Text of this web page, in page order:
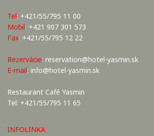
Tel: +421/55/795 11 00
Mobil: +421 907 301 573
Fax: +421/55/795 12 22
Rezervácie: reservation@hotel-yasmin.sk
E-mail: info@hotel-yasmin.sk
Restaurant Café Yasmin
Tel: +421/55/795 11 65
INFOLINKA